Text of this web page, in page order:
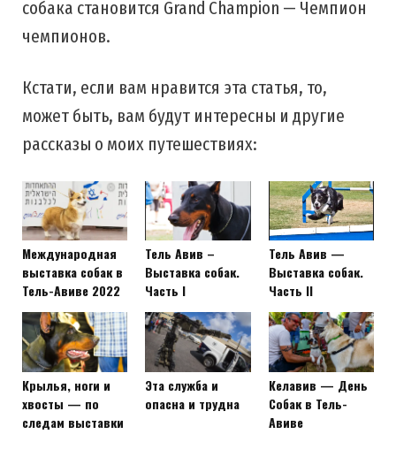
собака становится Grand Champion — Чемпион
чемпионов.
Кстати, если вам нравится эта статья, то,
может быть, вам будут интересны и другие
рассказы о моих путешествиях:
Международная
выставка собак в
Тель-Авиве 2022
Тель Авив –
Выставка собак.
Часть I
Тель Авив —
Выставка собак.
Часть II
Крылья, ноги и
хвосты — по
следам выставки
Эта служба и
опасна и трудна
Келавив — День
Собак в Тель-
Авиве